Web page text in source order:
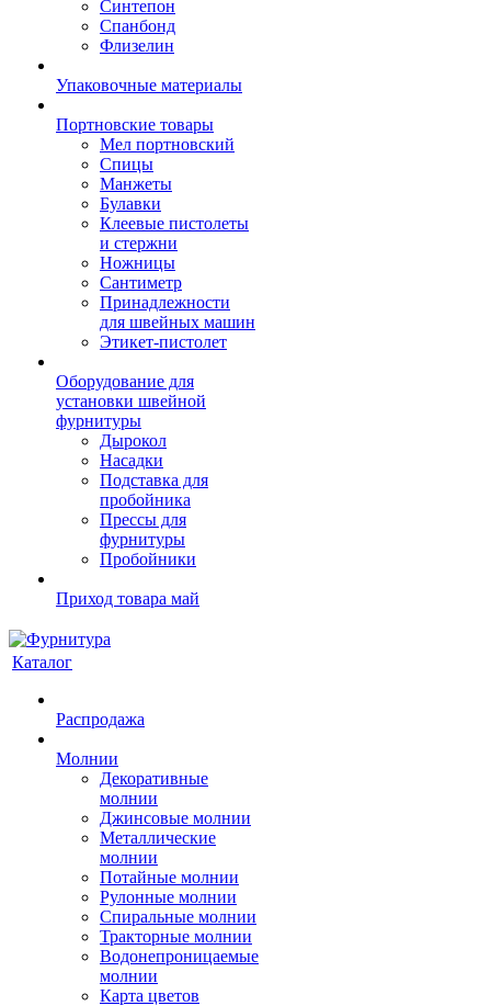
Синтепон
Спанбонд
Флизелин
Упаковочные материалы
Портновские товары
Мел портновский
Спицы
Манжеты
Булавки
Клеевые пистолеты
и стержни
Ножницы
Сантиметр
Принадлежности
для швейных машин
Этикет-пистолет
Оборудование для
установки швейной
фурнитуры
Дырокол
Насадки
Подставка для
пробойника
Прессы для
фурнитуры
Пробойники
Приход товара май
Каталог
Распродажа
Молнии
Декоративные
молнии
Джинсовые молнии
Металлические
молнии
Потайные молнии
Рулонные молнии
Спиральные молнии
Тракторные молнии
Водонепроницаемые
молнии
Карта цветов